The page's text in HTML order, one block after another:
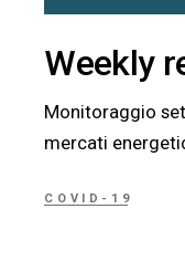
Weekly
Monitoraggio
mercati
COVID-19